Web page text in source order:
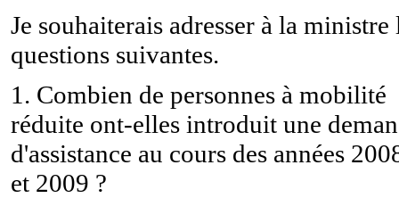
Je souhaiterais adresser à la ministre
questions suivantes.
1. Combien de personnes à mobilité
réduite ont-elles introduit une
d'assistance au cours des années
et 2009 ?